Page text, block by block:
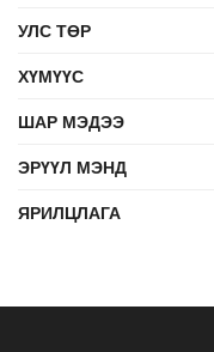
УЛС ТӨР
ХҮМҮҮС
ШАР МЭДЭЭ
ЭРҮҮЛ МЭНД
ЯРИЛЦЛАГА